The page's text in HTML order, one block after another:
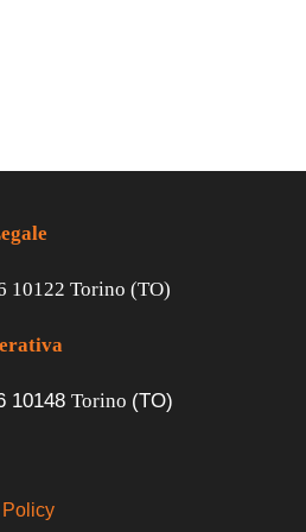
10122 Torino (TO)
10148 Torino (TO)